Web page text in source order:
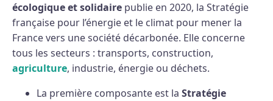
écologique et solidaire publie en 2020, la Stratégie
française pour l’énergie et le climat pour mener la
France vers une société décarbonée. Elle concerne
tous les secteurs : transports, construction,
agriculture, industrie, énergie ou déchets.
La première composante est la Stratégie